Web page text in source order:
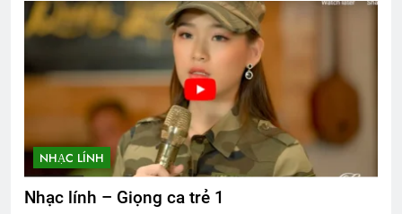
NHẠC LÍNH
Nhạc lính – Giọng ca trẻ 1